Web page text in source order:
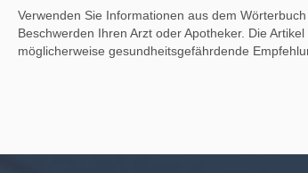
Verwenden Sie Informationen aus dem
Beschwerden Ihren Arzt oder Apotheker. Die
möglicherweise gesundheitsgefährdende